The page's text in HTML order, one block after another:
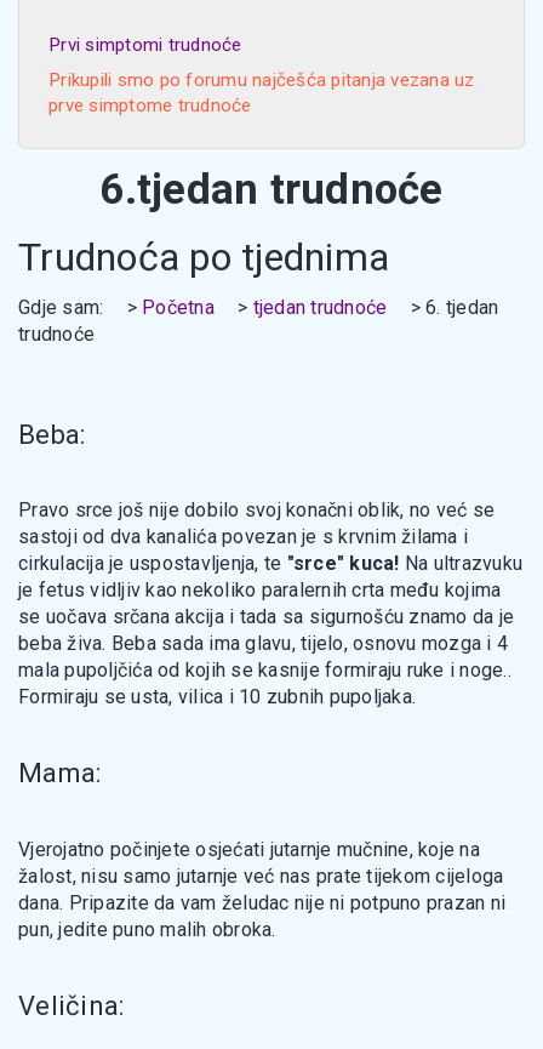
Prvi simptomi trudnoće
Prikupili smo po forumu najčešća pitanja vezana uz
prve simptome trudnoće
6.tjedan trudnoće
Trudnoća po tjednima
Gdje sam: Početna tjedan trudnoće
6. tjedan
trudnoće
Beba:
Pravo srce još nije dobilo svoj konačni oblik, no već se
sastoji od dva kanalića povezan je s krvnim žilama i
cirkulacija je uspostavljenja, te "srce" kuca! Na ultrazvuku
je fetus vidljiv kao nekoliko paralernih crta među kojima
se uočava srčana akcija i tada sa sigurnošću znamo da je
beba živa. Beba sada ima glavu, tijelo, osnovu mozga i 4
mala pupoljčića od kojih se kasnije formiraju ruke i noge..
Formiraju se usta, vilica i 10 zubnih pupoljaka.
Mama:
Vjerojatno počinjete osjećati jutarnje mučnine, koje na
žalost, nisu samo jutarnje već nas prate tijekom cijeloga
dana. Pripazite da vam želudac nije ni potpuno prazan ni
pun, jedite puno malih obroka.
Veličina: